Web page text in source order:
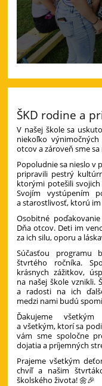
ŠKD rodine a
V našej škole sa
niekoľko
otcov a zároveň sme
Popoludnie sa nieslo v
pripravili pestrý
ktorými potešili
Svojím vystúpením
a starostlivosť, ktorú
Osobitné
Dňa otcov. Deti im
za ich silu, oporu a
Súčasťou programu
štvrtého ročníka.
krásnych zážitkov,
na našej škole vznikli.
a radosti na ich
medzi nami budú
Ďakujeme všetkým
a všetkým, ktorí sa
vám sme spoločne
dojatia a príjemných
Prajeme všetkým
chvíľ a našim
školského života! 🌼🎉